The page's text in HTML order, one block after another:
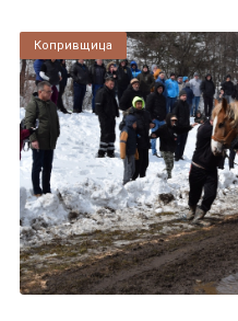
Копривщица